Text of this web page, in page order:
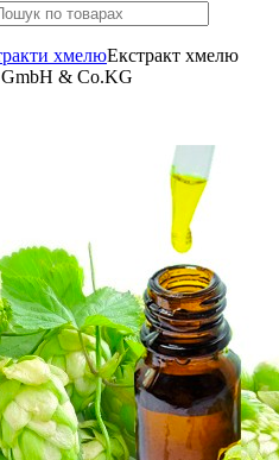
хмелюЕкстракт хмелю
GmbH & Co.KG